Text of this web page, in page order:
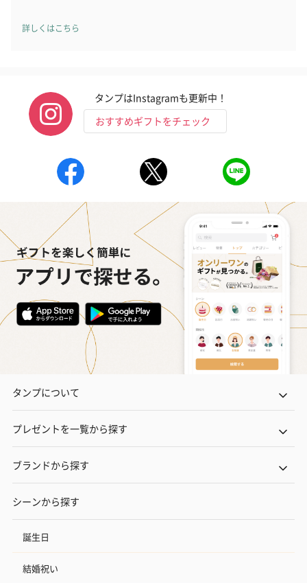
詳しくはこちら
タンプはInstagramも更新中！
おすすめギフトをチェック
タンプについて
プレゼントを一覧から探す
ブランドから探す
シーンから探す
誕生日
結婚祝い